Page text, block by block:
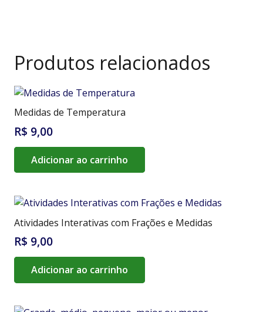
Produtos relacionados
Medidas de Temperatura
R$ 9,00
Adicionar ao carrinho
Atividades Interativas com Frações e Medidas
R$ 9,00
Adicionar ao carrinho